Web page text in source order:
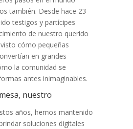
también. Desde hace 23
testigos y partícipes
de nuestro querido
cómo pequeñas
en grandes
la comunidad se
antes inimaginables.
nuestro
años, hemos mantenido
soluciones digitales